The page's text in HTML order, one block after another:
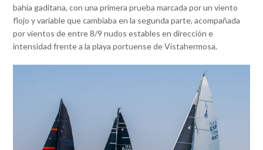
bahía gaditana, con una primera prueba marcada por un viento
flojo y variable que cambiaba en la segunda parte, acompañada
por vientos de entre 8/9 nudos estables en dirección e
intensidad frente a la playa portuense de Vistahermosa.